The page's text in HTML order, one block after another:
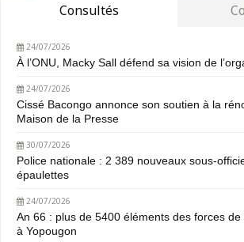
Consultés
24/07/2026
À l’ONU, Macky Sall défend sa vision de
24/07/2026
Cissé Bacongo annonce son soutien à la
Maison de la Presse
30/07/2026
Police nationale : 2 389 nouveaux sous-
épaulettes
24/07/2026
An 66 : plus de 5400 éléments des forces
à Yopougon